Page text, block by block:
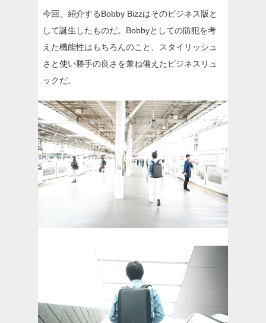
今回、紹介するBobby Bizzはそのビジネス版と
して誕生したものだ。Bobbyとしての防犯を考
えた機能性はもちろんのこと、スタイリッシュ
さと使い勝手の良さを兼ね備えたビジネスリュ
ックだ。